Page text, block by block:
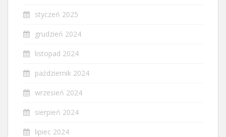
styczeń 2025
grudzień 2024
listopad 2024
październik 2024
wrzesień 2024
sierpień 2024
lipiec 2024